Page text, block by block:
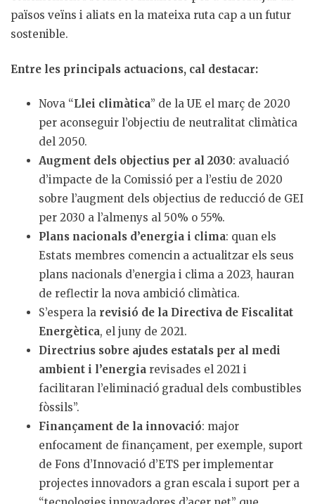
països veïns i aliats en la mateixa ruta cap a un futur
sostenible.
Entre les principals actuacions, cal destacar:
Nova “Llei climàtica” de la UE el març de 2020
per aconseguir l’objectiu de neutralitat climàtica
del 2050.
Augment dels objectius per al 2030: avaluació
d’impacte de la Comissió per a l’estiu de 2020
sobre l’augment dels objectius de reducció de GEI
per 2030 a l’almenys al 50% o 55%.
Plans nacionals d’energia i clima: quan els
Estats membres comencin a actualitzar els seus
plans nacionals d’energia i clima a 2023, hauran
de reflectir la nova ambició climàtica.
S’espera la revisió de la Directiva de Fiscalitat
Energètica, el juny de 2021.
Directrius sobre ajudes estatals per al medi
ambient i l’energia revisades el 2021 i
facilitaran l’eliminació gradual dels combustibles
fòssils”.
Finançament de la innovació: major
enfocament de finançament, per exemple, suport
de Fons d’Innovació d’ETS per implementar
projectes innovadors a gran escala i suport per a